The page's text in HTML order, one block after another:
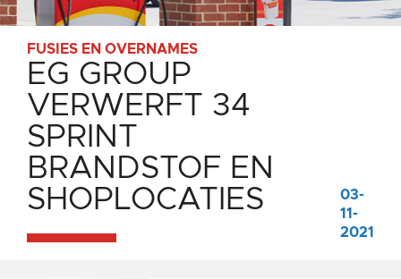
FUSIES EN OVERNAMES
EG GROUP
VERWERFT 34
SPRINT
BRANDSTOF EN
SHOPLOCATIES
03-
11-
2021